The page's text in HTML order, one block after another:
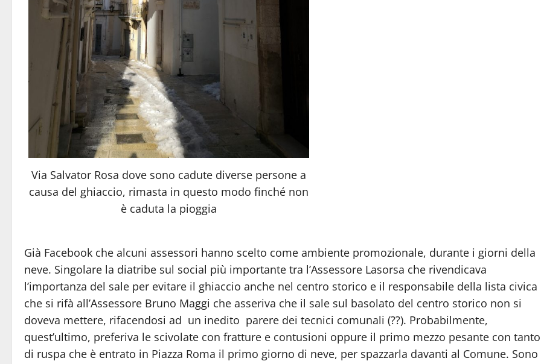
Via Salvator Rosa dove sono cadute diverse persone a
causa del ghiaccio, rimasta in questo modo finché non
è caduta la pioggia
Già Facebook che alcuni assessori hanno scelto come ambiente promozionale, durante i giorni della
neve. Singolare la diatribe sul social più importante tra l’Assessore Lasorsa che rivendicava
l’importanza del sale per evitare il ghiaccio anche nel centro storico e il responsabile della lista civica
che si rifà all’Assessore Bruno Maggi che asseriva che il sale sul basolato del centro storico non si
doveva mettere, rifacendosi ad un inedito parere dei tecnici comunali (??). Probabilmente,
quest’ultimo, preferiva le scivolate con fratture e contusioni oppure il primo mezzo pesante con tanto
di ruspa che è entrato in Piazza Roma il primo giorno di neve, per spazzarla davanti al Comune. Sono